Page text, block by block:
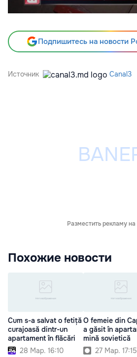
Подпишитесь на новости
Источник Canal3
Разместить рекламу на
Похожие новости
Cum s-a salvat o fetiță
curajoasă dintr-un
apartament în flăcări
28 Мар. 16:10
O femeie din
a găsit în
mină sovietică
27 Мар. 17:15